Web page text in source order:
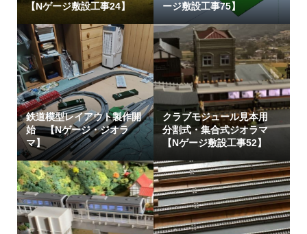
【Nゲージ敷設工事24】 ージ敷設工事75】
鉄道模型レイアウト製作開
始 【Nゲージ・ジオラ
マ】
クラブモジュール見本用
分割式・集合式ジオラマ
【Nゲージ敷設工事52】